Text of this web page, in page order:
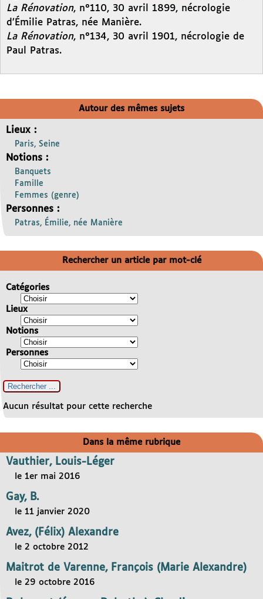
La Rénovation, n°110, 30 avril 1899, nécrologie
d’Émilie Patras, née Manière.
La Rénovation, n°134, 30 avril 1901, nécrologie de
Paul Patras.
Autour des mêmes sujets
Lieux :
Paris, Seine
Notions :
Banquets
Famille
Femmes (genre)
Personnes :
Patras, Émilie, née Manière
Rechercher un article par mot-clé
Catégories
Lieux
Notions
Personnes
Aucun résultat pour cette recherche
Dans la même rubrique
Vauthier, Louis-Léger
le 1er mai 2016
Gay, B.
le 11 janvier 2020
Avez, (Félix) Alexandre
le 2 octobre 2012
Maitrot de Varenne, François (Marie Alexandre)
le 29 octobre 2016